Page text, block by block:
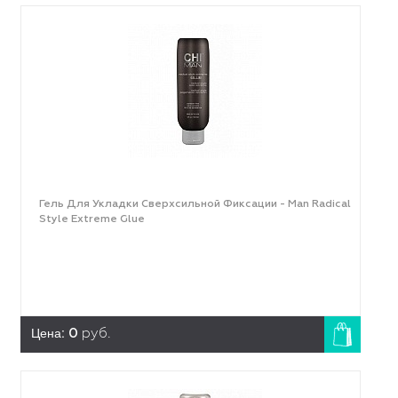
Гель Для Укладки Сверхсильной Фиксации - Man Radical
Style Extreme Glue
Цена: 0 руб.